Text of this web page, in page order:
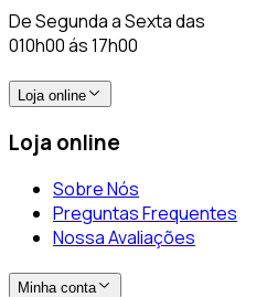
De Segunda a Sexta das
010h00 ás 17h00
Loja online
Loja online
Sobre Nós
Preguntas Frequentes
Nossa Avaliações
Minha conta